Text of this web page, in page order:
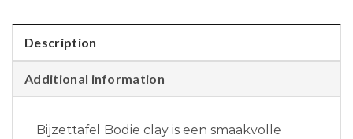
Description
Additional information
Bijzettafel Bodie clay is een smaakvolle